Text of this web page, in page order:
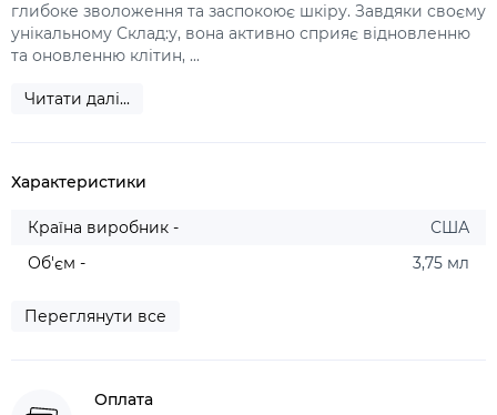
глибоке зволоження та заспокоює шкіру. Завдяки своєму
унікальному Склад:у, вона активно сприяє відновленню
та оновленню клітин, ...
Читати далі...
Характеристики
Країна виробник -
США
Об'єм -
3,75 мл
Переглянути все
Оплата